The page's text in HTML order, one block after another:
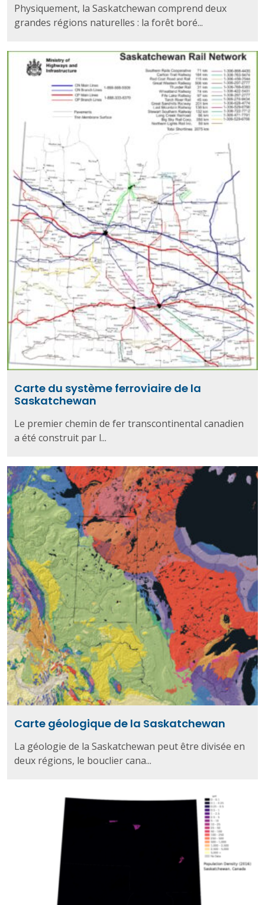
Physiquement, la Saskatchewan comprend deux
grandes régions naturelles : la forêt boré...
Carte du système ferroviaire de la
Saskatchewan
Le premier chemin de fer transcontinental canadien
a été construit par l...
Carte géologique de la Saskatchewan
La géologie de la Saskatchewan peut être divisée en
deux régions, le bouclier cana...